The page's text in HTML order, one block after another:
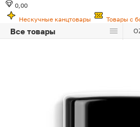
0,00
Нескучные канцтовары
Товары с
Все товары